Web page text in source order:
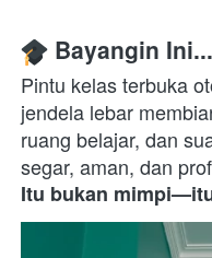
Bayangin Ini...
Pintu kelas terbuka
jendela lebar
ruang belajar, dan
Itu bukan